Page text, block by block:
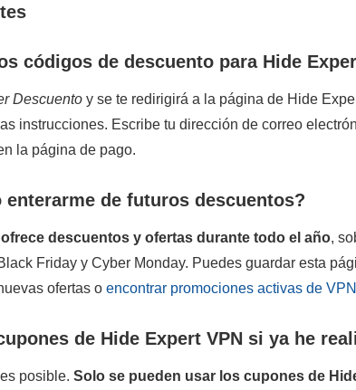
códigos de descuento para Hide
Descuento y se te redirigirá a la página de Hide
instrucciones. Escribe tu dirección de correo
la página de pago.
enterarme de futuros descuentos?
ofrece descuentos y ofertas durante todo el año,
Friday y Cyber Monday. Puedes guardar esta
ofertas o encontrar promociones activas de VPN
de Hide Expert VPN si ya he
posible. Solo se pueden usar los cupones de